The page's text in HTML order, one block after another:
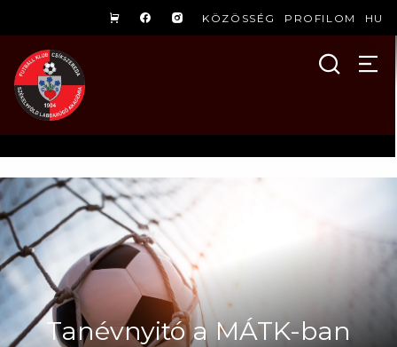
KÖZÖSSÉG PROFILOM HU
Tanévnyitó a MÁTK-ban